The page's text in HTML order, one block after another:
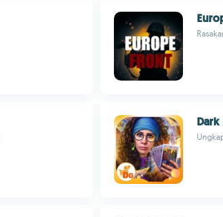
Dark